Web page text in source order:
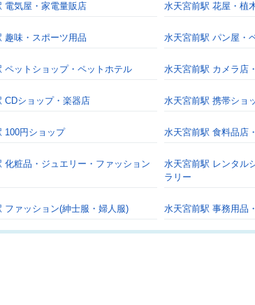
電気屋・家電量販店 水天宮前駅 花屋・植
趣味・スポーツ用品 水天宮前駅 パン屋・
ペットショップ・ペットホテル 水天宮前駅 カメラ店
CDショップ・楽器店 水天宮前駅 携帯ショ
100円ショップ 水天宮前駅 食料品店
化粧品・ジュエリー・ファッション
水天宮前駅 レンタル
ラリー
ファッション(紳士服・婦人服) 水天宮前駅 事務用品